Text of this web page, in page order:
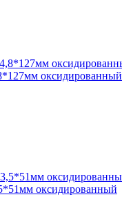
оксидированный
оксидированный